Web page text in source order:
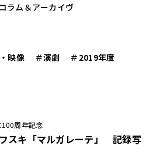
コラム＆アーカイヴ
映像 ＃演劇 ＃2019年度
周年記念
スキ「マルガレーテ」 記録写